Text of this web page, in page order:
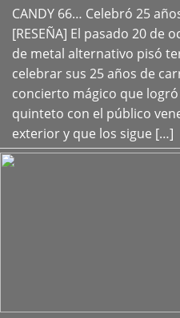
CANDY 66… Celebró 25
[RESEÑA] El pasado 20 de
de metal alternativo pisó
celebrar sus 25 años de
concierto mágico que
quinteto con el público
exterior y que los sigue […]